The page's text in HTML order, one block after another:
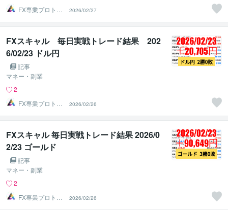
FX専業プロトレ
ーダーのAチーム
2026/02/27
FXスキャル 毎日実戦トレード結果 202
6/02/23 ドル円
記事
マネー・副業
2
FX専業プロトレ
ーダーのAチーム
2026/02/26
FXスキャル 毎日実戦トレード結果 2026/0
2/23 ゴールド
記事
マネー・副業
2
FX専業プロトレ
ーダーのAチーム
2026/02/26